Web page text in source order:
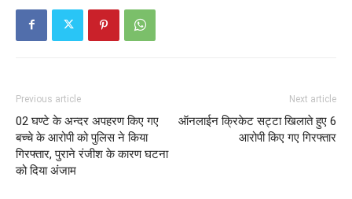
Previous article
02 घण्टे के अन्दर अपहरण किए गए
बच्चे के आरोपी को पुलिस ने किया
गिरफ्तार, पुराने रंजीश के कारण घटना
को दिया अंजाम
Next article
ऑनलाईन क्रिकेट सट्टा खिलाते हुए 6
आरोपी किए गए गिरफ्तार